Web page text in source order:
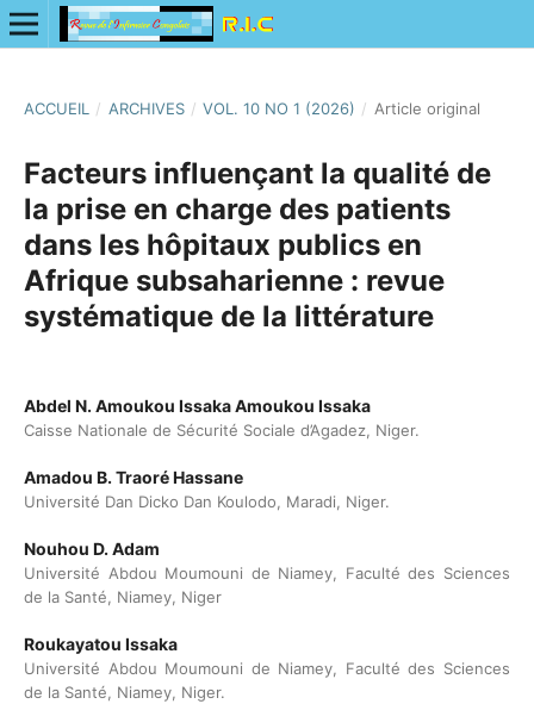
ACCUEIL / ARCHIVES / VOL. 10 NO 1 (2026) / Article original
Facteurs influençant la qualité de
la prise en charge des patients
dans les hôpitaux publics en
Afrique subsaharienne : revue
systématique de la littérature
Abdel N. Amoukou Issaka Amoukou Issaka
Caisse Nationale de Sécurité Sociale d’Agadez, Niger.
Amadou B. Traoré Hassane
Université Dan Dicko Dan Koulodo, Maradi, Niger.
Nouhou D. Adam
Université Abdou Moumouni de Niamey, Faculté des Sciences
de la Santé, Niamey, Niger
Roukayatou Issaka
Université Abdou Moumouni de Niamey, Faculté des Sciences
de la Santé, Niamey, Niger.